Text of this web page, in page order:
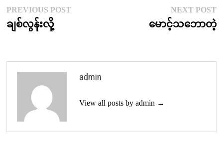
Post
navigation
PREVIOUS POSTPrevious
ချစ်လွန်းလို့
NEXT POST
မောင့်သဘောတဲ့
admin
View all posts by admin →